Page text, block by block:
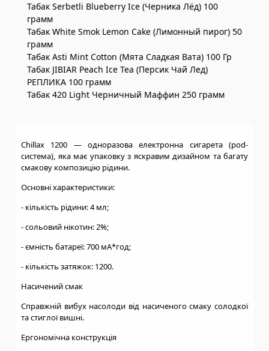
Табак Serbetli Blueberry Ice (Черника Лёд) 100
грамм
Табак White Smok Lemon Cake (Лимонный пирог) 50
грамм
Табак Asti Mint Cotton (Мята Сладкая Вата) 100 Гр
Табак JIBIAR Peach Ice Tea (Персик Чай Лед)
РЕПЛИКА 100 грамм
Табак 420 Light Черничный Маффин 250 грамм
Chillax 1200 — одноразова електронна сигарета (pod-
система), яка має упаковку з яскравим дизайном та багату
смакову композицію рідини.
Основні характеристики:
- кількість рідини: 4 мл;
- сольовий нікотин: 2%;
- ємність батареї: 700 мА*год;
- кількість затяжок: 1200.
Насичений смак
Справжній вибух насолоди від насиченого смаку солодкої
та стиглої вишні.
Ергономічна конструкція